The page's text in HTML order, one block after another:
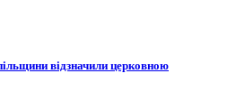
відзначили церковною